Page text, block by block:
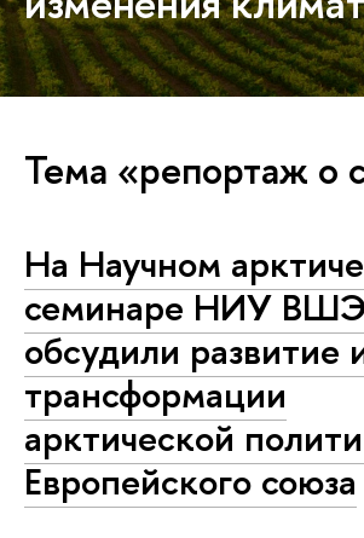
Тема «репортаж о
На Научном
семинаре НИУ
обсудили развитие
трансформации
арктической
Европейского союза